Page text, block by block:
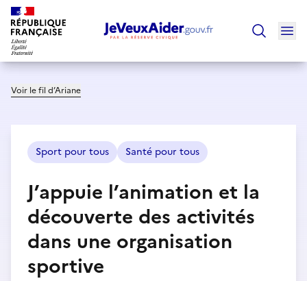
Voir le fil d’Ariane
Sport pour tous Santé pour tous
J’appuie l’animation et la
découverte des activités
dans une organisation
sportive